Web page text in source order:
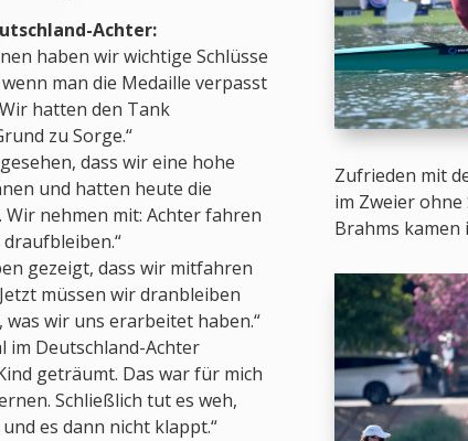
Achter:
haben wir wichtige Schlüsse
man die Medaille verpasst
hatten den Tank
zu Sorge.“
dass wir eine hohe
und hatten heute die
nehmen mit: Achter fahren
gezeigt, dass wir mitfahren
müssen wir dranbleiben
wir uns erarbeitet haben.“
im Deutschland-Achter
geträumt. Das war für mich
Schließlich tut es weh,
es dann nicht klappt.“
Zufrieden mit
im Zweier
Brahms kamen